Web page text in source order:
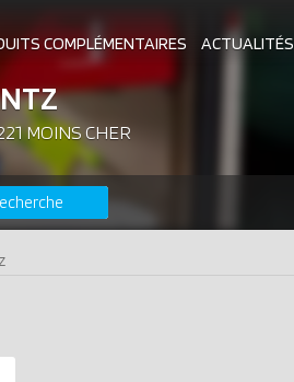
COMPLÉMENTAIRES ACTUALITÉS
PLAYMOBIL CATALOGUES PLAYMOBIL
DERNIERS PLAYMOBIL AJOUTÉS
MOINS CHER